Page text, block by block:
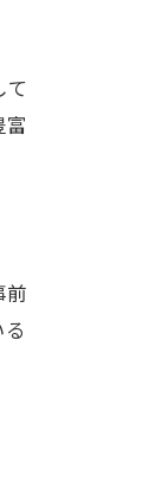
て
前